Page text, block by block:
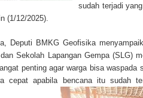
sudah terjadi
(1/12/2025).
Deputi BMKG Geofisika
Sekolah Lapangan Gempa (SLG)
penting agar warga bisa waspada
cepat apabila bencana itu sudah